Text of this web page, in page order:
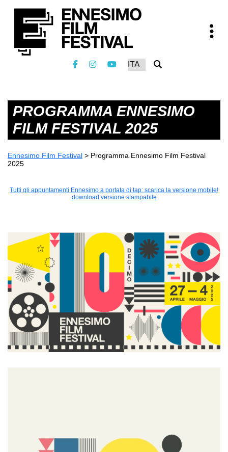
PROGRAMMA ENNESIMO
FILM FESTIVAL 2025
Ennesimo Film Festival > Programma Ennesimo Film Festival
2025
Tutti gli appuntamenti Ennesimo a portata di tap: scarica la versione mobile!
download versione stampabile